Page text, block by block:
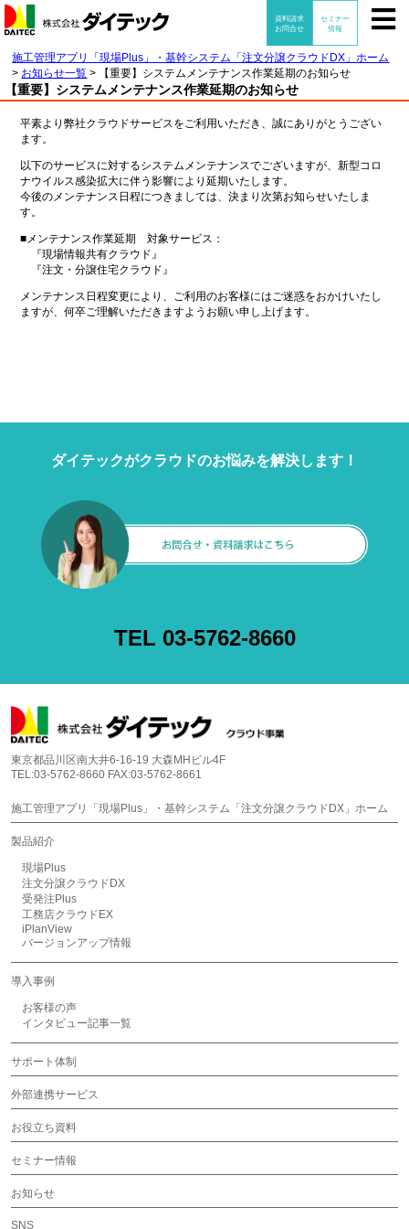
施工管理アプリ「現場Plus」・基幹システム「注文分譲クラウドDX」ホーム
> お知らせ一覧 > 【重要】システムメンテナンス作業延期のお知らせ
【重要】システムメンテナンス作業延期のお知らせ
平素より弊社クラウドサービスをご利用いただき、誠にありがとうござい
ます。
以下のサービスに対するシステムメンテナンスでございますが、新型コロ
ナウイルス感染拡大に伴う影響により延期いたします。
今後のメンテナンス日程につきましては、決まり次第お知らせいたしま
す。
■メンテナンス作業延期 対象サービス：
『現場情報共有クラウド』
『注文・分譲住宅クラウド』
メンテナンス日程変更により、ご利用のお客様にはご迷惑をおかけいたし
ますが、何卒ご理解いただきますようお願い申し上げます。
ダイテックがクラウドのお悩みを解決します！
TEL 03-5762-8660
東京都品川区南大井6-16-19 大森MHビル4F
TEL:03-5762-8660 FAX:03-5762-8661
施工管理アプリ「現場Plus」・基幹システム「注文分譲クラウドDX」ホーム
製品紹介
現場Plus
注文分譲クラウドDX
受発注Plus
工務店クラウドEX
iPlanView
バージョンアップ情報
導入事例
お客様の声
インタビュー記事一覧
サポート体制
外部連携サービス
お役立ち資料
セミナー情報
お知らせ
SNS